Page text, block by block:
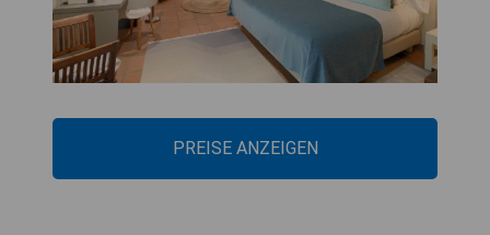
PREISE ANZEIGEN